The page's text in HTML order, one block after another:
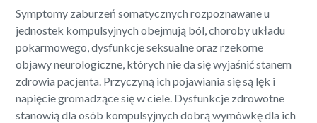
Symptomy zaburzeń somatycznych rozpoznawane u
jednostek kompulsyjnych obejmują ból, choroby układu
pokarmowego, dysfunkcje seksualne oraz rzekome
objawy neurologiczne, których nie da się wyjaśnić stanem
zdrowia pacjenta. Przyczyną ich pojawiania się są lęk i
napięcie gromadzące się w ciele. Dysfunkcje zdrowotne
stanowią dla osób kompulsyjnych dobrą wymówkę dla ich